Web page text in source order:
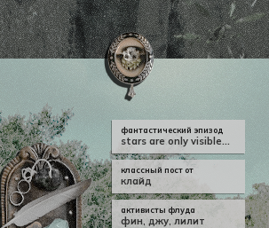
фантастический эпизод
stars are only visible...
классный пост от
клайд
активисты флуда
фин, джу, лилит